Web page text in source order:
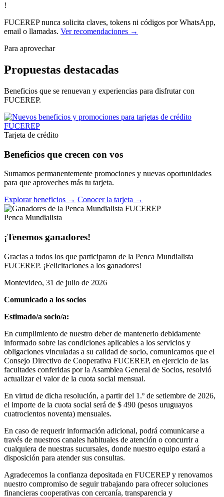
!
FUCEREP nunca solicita claves, tokens ni códigos por WhatsApp,
email o llamadas. Ver recomendaciones →
Para aprovechar
Propuestas destacadas
Beneficios que se renuevan y experiencias para disfrutar con
FUCEREP.
Tarjeta de crédito
Beneficios que crecen con vos
Sumamos permanentemente promociones y nuevas oportunidades
para que aproveches más tu tarjeta.
Explorar beneficios → Conocer la tarjeta →
Penca Mundialista
¡Tenemos ganadores!
Gracias a todos los que participaron de la Penca Mundialista
FUCEREP. ¡Felicitaciones a los ganadores!
Montevideo, 31 de julio de 2026
Comunicado a los socios
Estimado/a socio/a:
En cumplimiento de nuestro deber de mantenerlo debidamente
informado sobre las condiciones aplicables a los servicios y
obligaciones vinculadas a su calidad de socio, comunicamos que el
Consejo Directivo de Cooperativa FUCEREP, en ejercicio de las
facultades conferidas por la Asamblea General de Socios, resolvió
actualizar el valor de la cuota social mensual.
En virtud de dicha resolución, a partir del 1.º de setiembre de 2026,
el importe de la cuota social será de $ 490 (pesos uruguayos
cuatrocientos noventa) mensuales.
En caso de requerir información adicional, podrá comunicarse a
través de nuestros canales habituales de atención o concurrir a
cualquiera de nuestras sucursales, donde nuestro equipo estará a
disposición para atender sus consultas.
Agradecemos la confianza depositada en FUCEREP y renovamos
nuestro compromiso de seguir trabajando para ofrecer soluciones
financieras cooperativas con cercanía, transparencia y